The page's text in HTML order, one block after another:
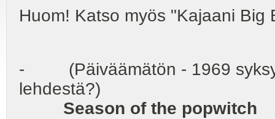
Huom! Katso myös "Kajaani Big
- (Päiväämätön - 1969
lehdestä?)
Season of the popwitch